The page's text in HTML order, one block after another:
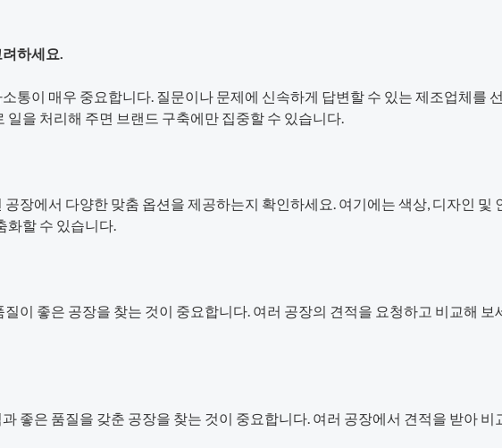
하세요.
통이 매우 중요합니다. 질문이나 문제에 신속하게 답변할 수 있는 제조업체를
일을 처리해 주면 브랜드 구축에만 집중할 수 있습니다.
장에서 다양한 맞춤 옵션을 제공하는지 확인하세요. 여기에는 색상, 디자인 및
화할 수 있습니다.
이 좋은 공장을 찾는 것이 중요합니다. 여러 공장의 견적을 요청하고 비교해
좋은 품질을 갖춘 공장을 찾는 것이 중요합니다. 여러 공장에서 견적을 받아